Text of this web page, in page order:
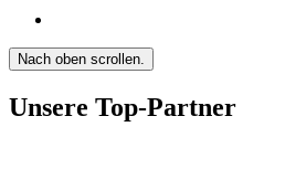
Nach oben scrollen.
Unsere Top-Partner